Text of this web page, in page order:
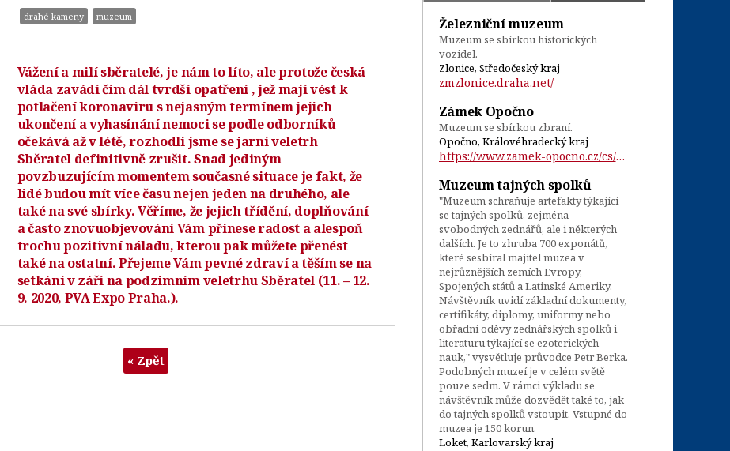
drahé kameny muzeum
Vážení a milí sběratelé, je nám to líto, ale protože česká
vláda zavádí čím dál tvrdší opatření , jež mají vést k
potlačení koronaviru s nejasným termínem jejich
ukončení a vyhasínání nemoci se podle odborníků
očekává až v létě, rozhodli jsme se jarní veletrh
Sběratel definitivně zrušit. Snad jediným
povzbuzujícím momentem současné situace je fakt, že
lidé budou mít více času nejen jeden na druhého, ale
také na své sbírky. Věříme, že jejich třídění, doplňování
a často znovuobjevování Vám přinese radost a alespoň
trochu pozitivní náladu, kterou pak můžete přenést
také na ostatní. Přejeme Vám pevné zdraví a těším se na
setkání v září na podzimním veletrhu Sběratel (11. – 12.
9. 2020, PVA Expo Praha.).
« Zpět
Železniční muzeum
Muzeum se sbírkou historických
vozidel.
Zlonice, Středočeský kraj
zmzlonice.draha.net/
Zámek Opočno
Muzeum se sbírkou zbraní.
Opočno, Královéhradecký kraj
https://www.zamek-opocno.cz/cs/o-zamku/e...
Muzeum tajných spolků
"Muzeum schraňuje artefakty týkající
se tajných spolků, zejména
svobodných zednářů, ale i některých
dalších. Je to zhruba 700 exponátů,
které sesbíral majitel muzea v
nejrůznějších zemích Evropy,
Spojených států a Latinské Ameriky.
Návštěvník uvidí základní dokumenty,
certifikáty, diplomy, uniformy nebo
obřadní oděvy zednářských spolků i
literaturu týkající se ezoterických
nauk," vysvětluje průvodce Petr Berka.
Podobných muzeí je v celém světě
pouze sedm. V rámci výkladu se
návštěvník může dozvědět také to, jak
do tajných spolků vstoupit. Vstupné do
muzea je 150 korun.
Loket, Karlovarský kraj